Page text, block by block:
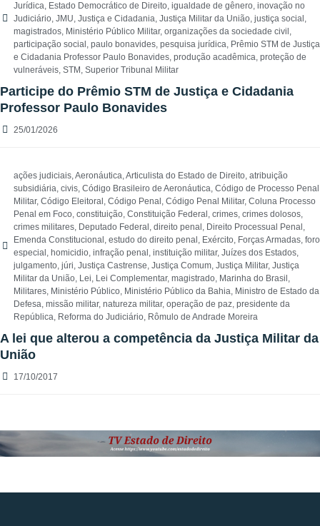
Jurídica, Estado Democrático de Direito, igualdade de gênero, inovação no
Judiciário, JMU, Justiça e Cidadania, Justiça Militar da União, justiça social ,
magistrados, Ministério Público Militar, organizações da sociedade civil ,
participação social , paulo bonavides, pesquisa jurídica, Prêmio STM de Justiça
e Cidadania Professor Paulo Bonavides, produção acadêmica, proteção de
vulneráveis, STM , Superior Tribunal Militar
Participe do Prêmio STM de Justiça e Cidadania
Professor Paulo Bonavides
25/01/2026
ações judiciais,Aeronáutica,Articulista do Estado de Direito, atribuição
subsidiária, civis, Código Brasileiro de Aeronáutica, Código de Processo Penal
Militar, Código Eleitoral , Código Penal , Código Penal Militar, Coluna Processo
Penal em Foco, constituição, Constituição Federal , crimes, crimes dolosos,
crimes militares, Deputado Federal , direito penal , Direito Processual Penal ,
Emenda Constitucional , estudo do direito penal , Exército, Forças Armadas, foro
especial , homicidio, infração penal , instituição militar, Juízes dos Estados,
julgamento, júri, Justiça Castrense, Justiça Comum, Justiça Militar, Justiça
Militar da União, Lei, Lei Complementar, magistrado, Marinha do Brasil ,
Militares, Ministério Público, Ministério Público da Bahia, Ministro de Estado da
Defesa, missão militar, natureza militar, operação de paz, presidente da
República, Reforma do Judiciário, Rômulo de Andrade Moreira
A lei que alterou a competência da Justiça Militar da
União
17/10/2017